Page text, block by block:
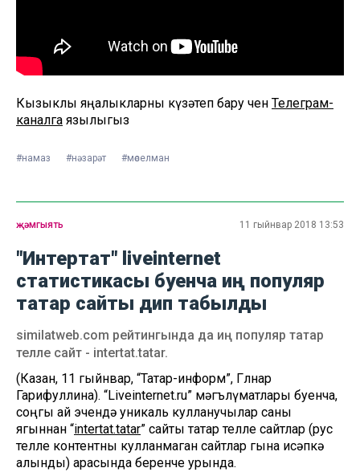
Кызыклы яңалыкларны күзәтеп бару өчен Телеграм-
каналга язылыгыз
#намаз #нәзарәт #мөселман
җәмгыять 11 гыйнвар 2018 13:53
"Интертат" liveinternet
статистикасы буенча иң популяр
татар сайты дип табылды
similatweb.com рейтингында да иң популяр татар
телле сайт - intertat.tatar.
(Казан, 11 гыйнвар, “Татар-информ”, Гөлнар
Гарифуллина). “Liveinternet.ru” мәгълүматлары буенча,
соңгы ай эчендә уникаль кулланучылар саны
ягыннан “intertat.tatar” сайты татар телле сайтлар (рус
телле контентны кулланмаган сайтлар гына исәпкә
алынды) арасында беренче урында.